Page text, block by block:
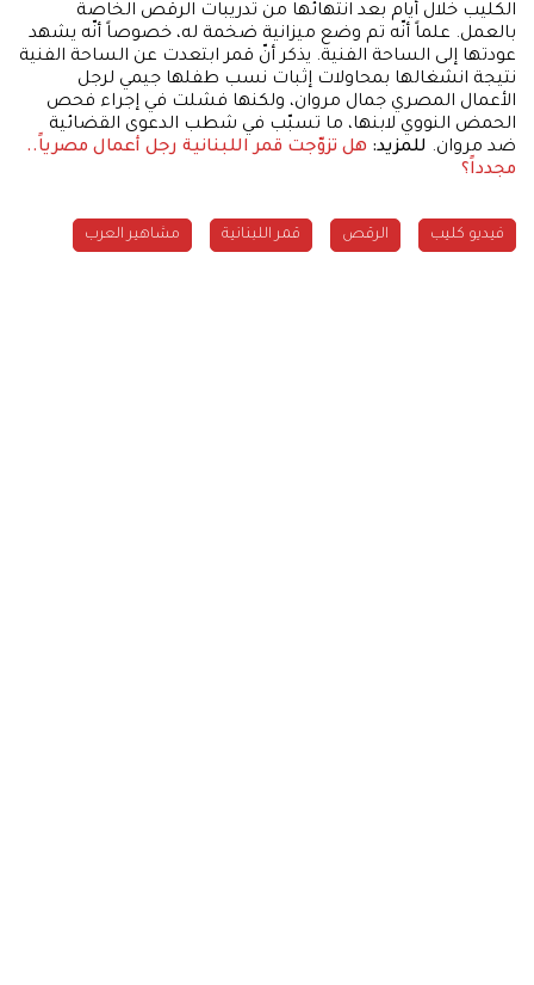
الكليب خلال أيام بعد انتهائها من تدريبات الرقص الخاصة
بالعمل. علماً أنّه تم وضع ميزانية ضخمة له، خصوصاً أنّه يشهد
عودتها إلى الساحة الفنية. يذكر أنّ قمر ابتعدت عن الساحة الفنية
نتيجة انشغالها بمحاولات إثبات نسب طفلها جيمي لرجل
الأعمال المصري جمال مروان، ولكنها فشلت في إجراء فحص
الحمض النووي لابنها، ما تسبّب في شطب الدعوى القضائية
ضد مروان. للمزيد: هل تزوّجت قمر اللبنانية رجل أعمال مصرياً..
مجدداً؟
فيديو كليب الرقص قمر اللبنانية مشاهير العرب